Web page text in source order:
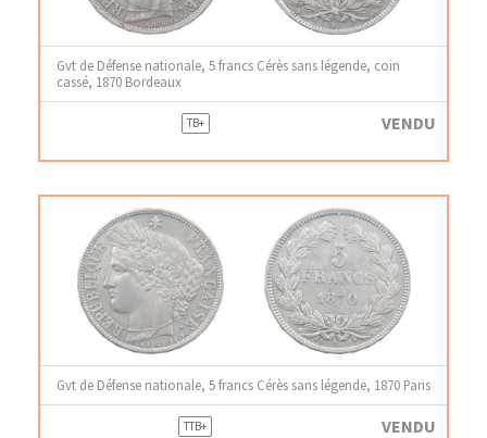
Gvt de Défense nationale, 5 francs Cérès sans légende, coin
cassé, 1870 Bordeaux
TB+ VENDU
Gvt de Défense nationale, 5 francs Cérès sans légende, 1870 Paris
TTB+ VENDU